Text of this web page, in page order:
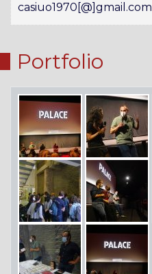
casiuo1970[@]gmail.com
Portfolio